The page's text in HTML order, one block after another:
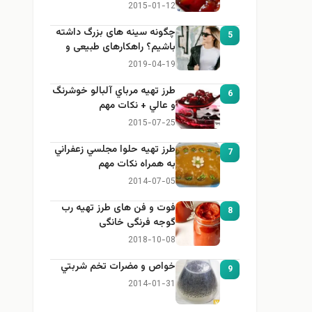
2015-01-12
5
چگونه سینه های بزرگ داشته
باشیم؟ راهکارهای طبیعی و
خانگی برای بزرگ کردن سینه
2019-04-19
6
طرز تهيه مرباي آلبالو خوشرنگ
و عالي + نكات مهم
2015-07-25
7
طرز تهيه حلوا مجلسي زعفراني
به همراه نكات مهم
2014-07-05
8
فوت و فن های طرز تهیه رب
گوجه فرنگی خانگی
2018-10-08
9 خواص و مضرات تخم شربتي
2014-01-31